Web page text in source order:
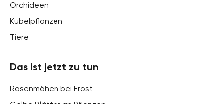
Orchideen
Kübelpflanzen
Tiere
Das ist jetzt zu tun
Rasenmähen bei Frost